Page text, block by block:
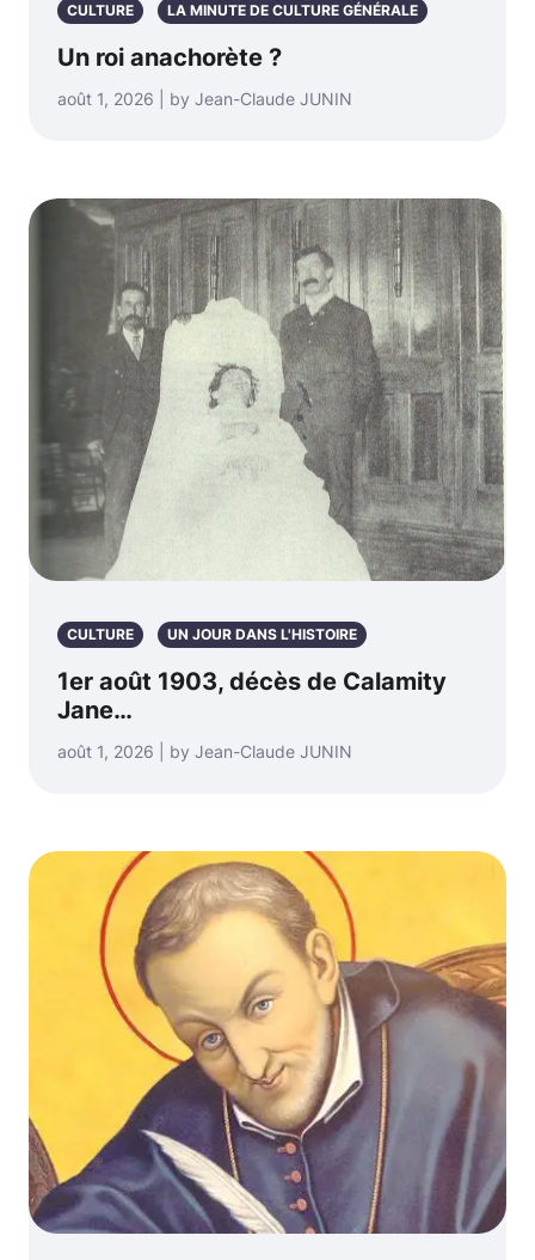
CULTURE LA MINUTE DE CULTURE GÉNÉRALE
Un roi anachorète ?
août 1, 2026 | by Jean-Claude JUNIN
CULTURE UN JOUR DANS L'HISTOIRE
1er août 1903, décès de Calamity
Jane…
août 1, 2026 | by Jean-Claude JUNIN